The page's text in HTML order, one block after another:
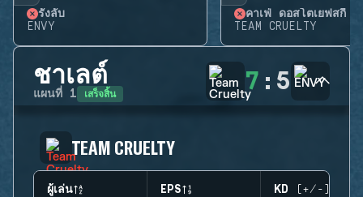
รังลับ
ENVY
คาเฟ่ ดอสโตเยฟสกี้
TEAM CRUELTY
ชาเลต์
แผนที่ 1 เสร็จสิ้น 7 : 5
TEAM CRUELTY
ผู้เล่น EPS KD (+/-)